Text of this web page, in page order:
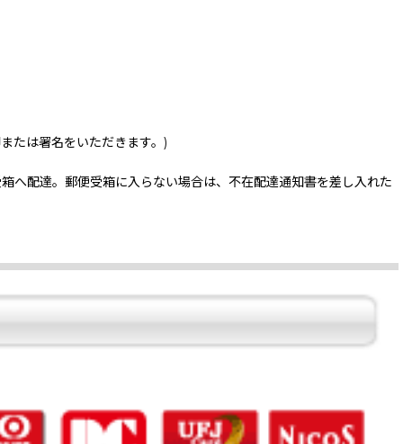
たは署名をいただきます。)
へ配達。郵便受箱に入らない場合は、不在配達通知書を差し入れた